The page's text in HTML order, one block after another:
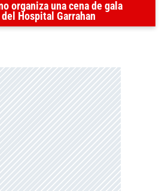
organiza una cena de gala
Hospital Garrahan